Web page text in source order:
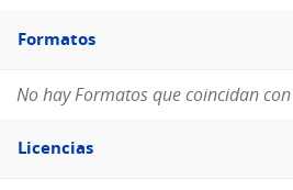
Filtro
Formatos
Formatos
No hay Formatos que coincidan
Filtro
Licencias
Licencias